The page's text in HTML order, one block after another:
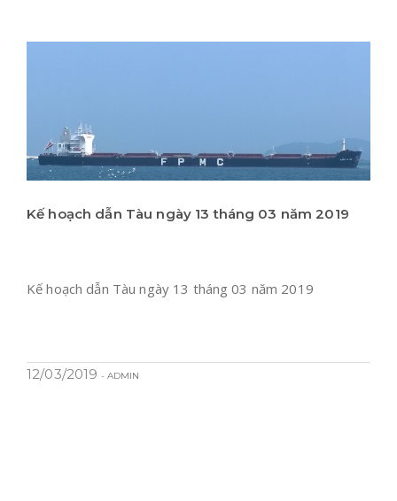
Kế hoạch dẫn Tàu ngày 13 tháng 03 năm 2019
Kế hoạch dẫn Tàu ngày 13 tháng 03 năm 2019
12/03/2019 - ADMIN